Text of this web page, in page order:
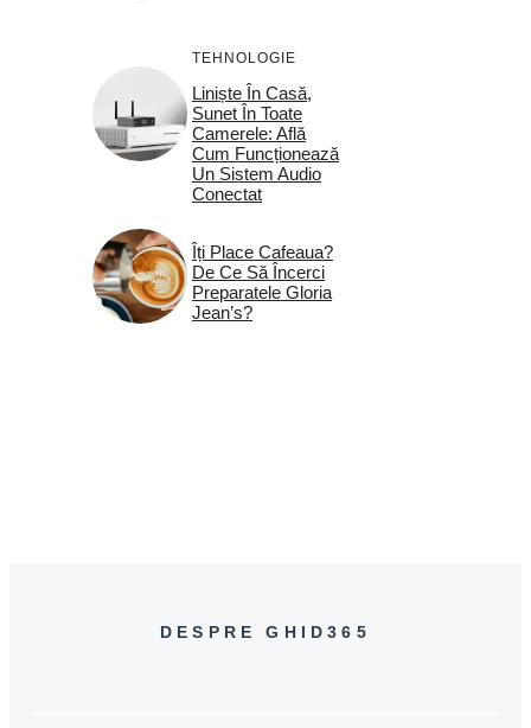
TEHNOLOGIE
Liniște În Casă,
Sunet În Toate
Camerele: Află
Cum Funcționează
Un Sistem Audio
Conectat
Îți Place Cafeaua?
De Ce Să Încerci
Preparatele Gloria
Jean’s?
DESPRE GHID365